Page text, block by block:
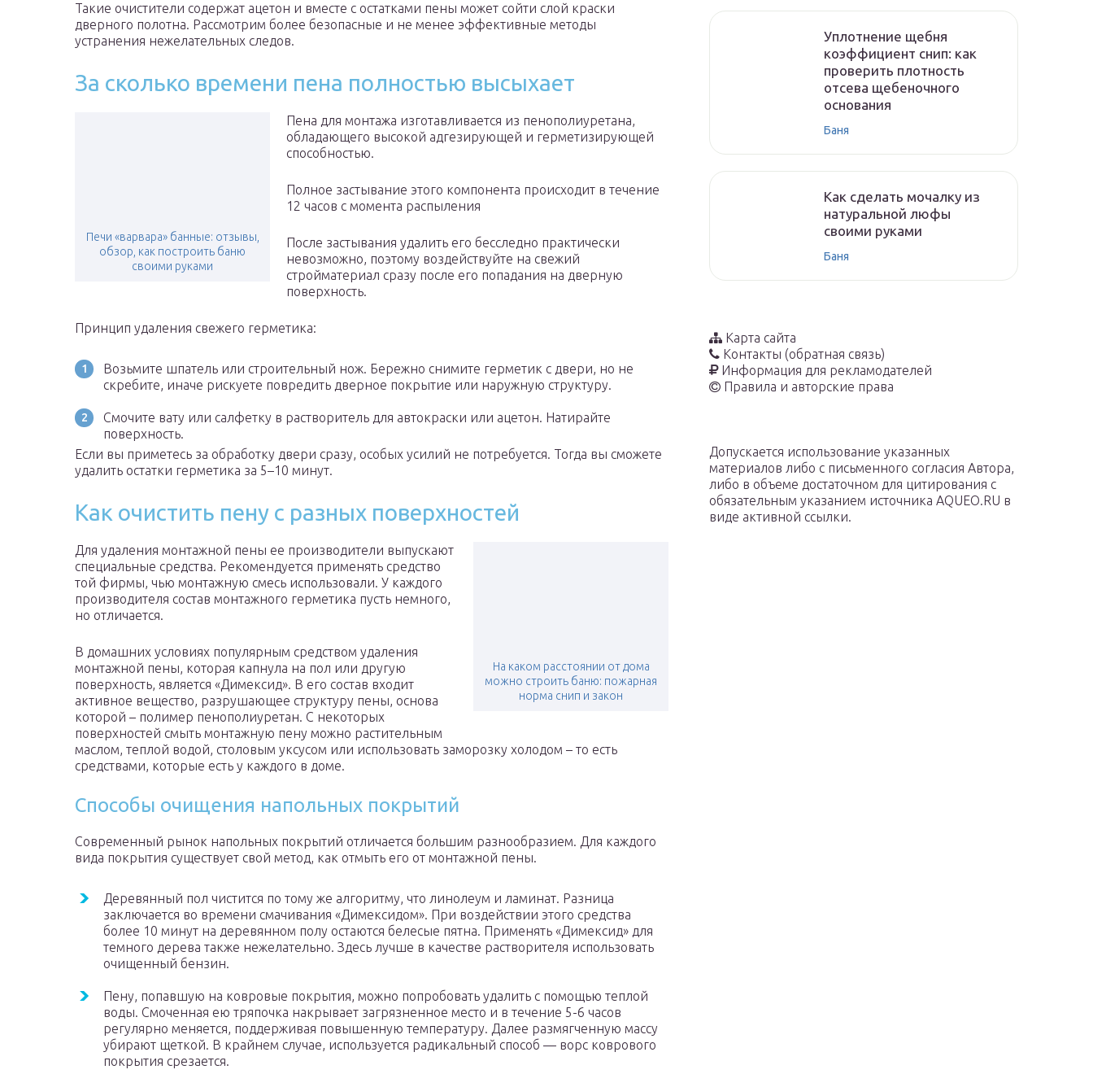
Такие очистители содержат ацетон и вместе с остатками пены может сойти слой краски
дверного полотна. Рассмотрим более безопасные и не менее эффективные методы
устранения нежелательных следов.
За сколько времени пена полностью высыхает
Печи «варвара» банные: отзывы,
обзор, как построить баню
своими руками
Пена для монтажа изготавливается из пенополиуретана,
обладающего высокой адгезирующей и герметизирующей
способностью.
Полное застывание этого компонента происходит в течение
12 часов с момента распыления
После застывания удалить его бесследно практически
невозможно, поэтому воздействуйте на свежий
стройматериал сразу после его попадания на дверную
поверхность.
Принцип удаления свежего герметика:
Возьмите шпатель или строительный нож. Бережно снимите герметик с двери, но не
скребите, иначе рискуете повредить дверное покрытие или наружную структуру.
Смочите вату или салфетку в растворитель для автокраски или ацетон. Натирайте
поверхность.
Если вы приметесь за обработку двери сразу, особых усилий не потребуется. Тогда вы сможете
удалить остатки герметика за 5–10 минут.
Как очистить пену с разных поверхностей
На каком расстоянии от дома
можно строить баню: пожарная
норма снип и закон
Для удаления монтажной пены ее производители выпускают
специальные средства. Рекомендуется применять средство
той фирмы, чью монтажную смесь использовали. У каждого
производителя состав монтажного герметика пусть немного,
но отличается.
В домашних условиях популярным средством удаления
монтажной пены, которая капнула на пол или другую
поверхность, является «Димексид». В его состав входит
активное вещество, разрушающее структуру пены, основа
которой – полимер пенополиуретан. С некоторых
поверхностей смыть монтажную пену можно растительным
маслом, теплой водой, столовым уксусом или использовать заморозку холодом – то есть
средствами, которые есть у каждого в доме.
Способы очищения напольных покрытий
Современный рынок напольных покрытий отличается большим разнообразием. Для каждого
вида покрытия существует свой метод, как отмыть его от монтажной пены.
Деревянный пол чистится по тому же алгоритму, что линолеум и ламинат. Разница
заключается во времени смачивания «Димексидом». При воздействии этого средства
более 10 минут на деревянном полу остаются белесые пятна. Применять «Димексид» для
темного дерева также нежелательно. Здесь лучше в качестве растворителя использовать
очищенный бензин.
Пену, попавшую на ковровые покрытия, можно попробовать удалить с помощью теплой
воды. Смоченная ею тряпочка накрывает загрязненное место и в течение 5-6 часов
регулярно меняется, поддерживая повышенную температуру. Далее размягченную массу
убирают щеткой. В крайнем случае, используется радикальный способ — ворс коврового
покрытия срезается.
Уплотнение щебня
коэффициент снип: как
проверить плотность
отсева щебеночного
основания
Баня
Как сделать мочалку из
натуральной люфы
своими руками
Баня
Карта сайта
Контакты (обратная связь)
Информация для рекламодателей
Правила и авторские права
Допускается использование указанных
материалов либо с письменного согласия Автора,
либо в объеме достаточном для цитирования с
обязательным указанием источника AQUEO.RU в
виде активной ссылки.